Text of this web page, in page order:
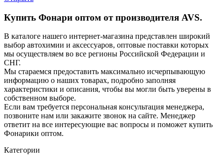
Купить Фонари оптом от производителя AVS.
В каталоге нашего интернет-магазина представлен широкий
выбор автохимии и аксессуаров, оптовые поставки которых
мы осуществляем во все регионы Российской Федерации и
СНГ.
Мы стараемся предоставить максимально исчерпывающую
информацию о наших товарах, подробно заполняя
характеристики и описания, чтобы вы могли быть уверены в
собственном выборе.
Если вам требуется персональная консультация менеджера,
позвоните нам или закажите звонок на сайте. Менеджер
ответит на все интересующие вас вопросы и поможет купить
Фонарики оптом.
Категории